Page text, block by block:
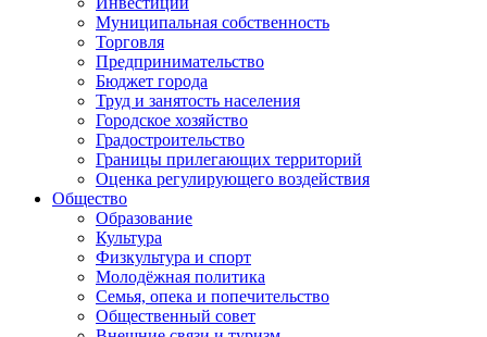
Муниципальная собственность
Торговля
Предпринимательство
Бюджет города
Труд и занятость населения
Городское хозяйство
Градостроительство
Границы прилегающих территорий
Оценка регулирующего воздействия
Общество
Образование
Культура
Физкультура и спорт
Молодёжная политика
Семья, опека и попечительство
Общественный совет